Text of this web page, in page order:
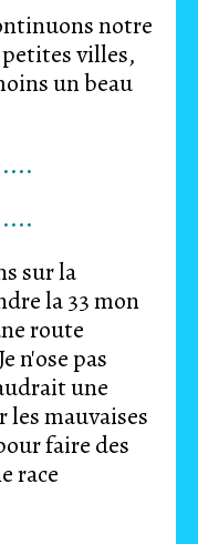
notre
villes,
un beau
sur la
la 33 mon
route
n'ose pas
une
mauvaises
faire des
race